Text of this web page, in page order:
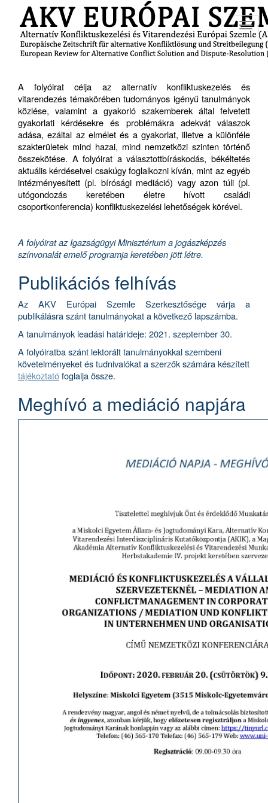
A folyóirat célja az alternatív konfliktuskezelés és
vitarendezés témakörében tudományos igényű tanulmányok
közlése, valamint a gyakorló szakemberek által felvetett
gyakorlati kérdésekre és problémákra adekvát válaszok
adása, ezáltal az elmélet és a gyakorlat, illetve a különféle
szakterületek mind hazai, mind nemzetközi szinten történő
összekötése. A folyóirat a választottbíráskodás, békéltetés
aktuális kérdéseivel csakúgy foglalkozni kíván, mint az egyéb
intézményesített (pl. bírósági mediáció) vagy azon túli (pl.
utógondozás keretében életre hívott családi
csoportkonferencia) konfliktuskezelési lehetőségek körével.
A folyóirat az Igazságügyi Minisztérium a jogászképzés
színvonalát emelő programja keretében jött létre.
Publikációs felhívás
Az AKV Európai Szemle Szerkesztősége várja a
publikálásra szánt tanulmányokat a következő lapszámba.
A tanulmányok leadási határideje: 2021. szeptember 30.
A folyóiratba szánt lektorált tanulmányokkal szembeni
követelményeket és tudnivalókat a szerzők számára készített
tájékoztatófoglalja össze.
Meghívó a mediáció napjára